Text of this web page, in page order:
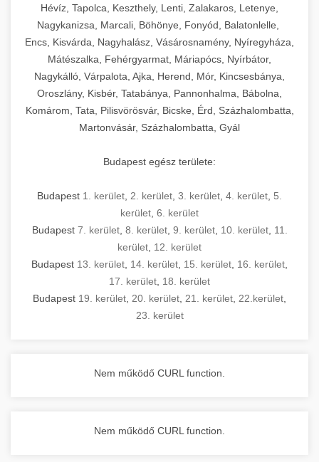
Hévíz, Tapolca, Keszthely, Lenti, Zalakaros, Letenye,
Nagykanizsa, Marcali, Böhönye, Fonyód, Balatonlelle,
Encs, Kisvárda, Nagyhalász, Vásárosnamény, Nyíregyháza,
Mátészalka, Fehérgyarmat, Máriapócs, Nyírbátor,
Nagykálló, Várpalota, Ajka, Herend, Mór, Kincsesbánya,
Oroszlány, Kisbér, Tatabánya, Pannonhalma, Bábolna,
Komárom, Tata, Pilisvörösvár, Bicske, Érd, Százhalombatta,
Martonvásár, Százhalombatta, Gyál
Budapest egész területe:
Budapest 1. kerület 2. kerület 3. kerület 4. kerület 5.
kerület 6. kerület
Budapest 7. kerület, 8. kerület, 9. kerület, 10. kerület, 11.
kerület 12. kerület
Budapest 13. kerület 14. kerület 15. kerület 16. kerület
17. kerület 18. kerület
Budapest 19. kerület 20. kerület 21. kerület 22.kerület
23. kerület
Nem működő CURL function.
Nem működő CURL function.